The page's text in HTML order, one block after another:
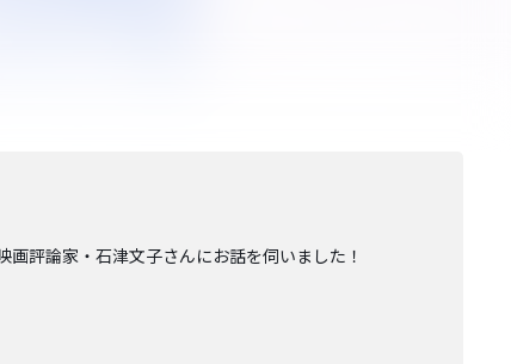
評論家・石津文子さんにお話を伺いました！